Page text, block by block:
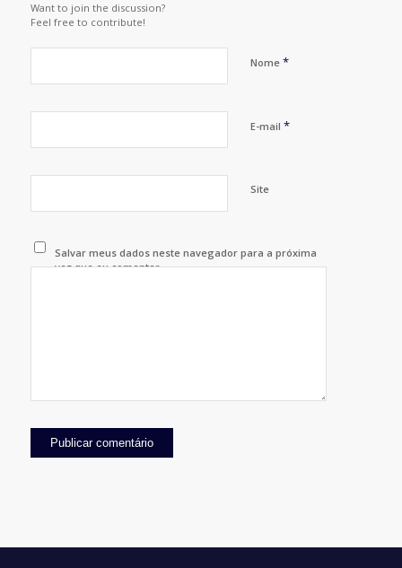
Want to join the discussion?
Feel free to contribute!
Nome *
E-mail *
Site
Salvar meus dados neste navegador para a próxima
vez que eu comentar.